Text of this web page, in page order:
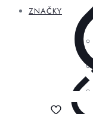
ZNAČKY